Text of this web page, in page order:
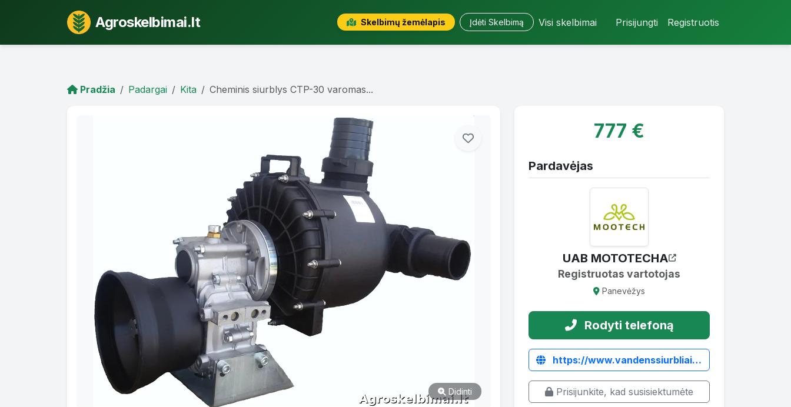
Agroskelbimai.lt Skelbimų žemėlapis Įdėti Skelbimą Visi skelbimai Prisijungti Registruotis
Pradžia Padargai Kita Cheminis siurblys CTP-30 varomas...
Didinti
777 €
Pardavėjas
UAB MOTOTECHA
Registruotas vartotojas
Panevėžys
Rodyti telefoną
https://www.vandenssiurbliai.agregatai.lt/siurbliai-varomi-traktoriaus-darbinio-veleno/cheminis-siurblys-ctp-30-traktoriaus-darbiniu-velenu
Prisijunkite, kad susisiektumėte